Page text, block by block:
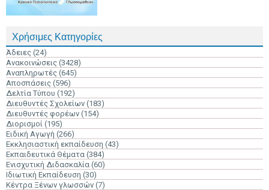
Χρήσιμες Κατηγορίες
Άδειες (24)
Ανακοινώσεις (3428)
Αναπληρωτές (645)
Αποσπάσεις (596)
Δελτία Τύπου (192)
Διευθυντές Σχολείων (183)
Διευθυντές φορέων (154)
Διορισμοί (195)
Ειδική Αγωγή (266)
Εκκλησιαστική εκπαίδευση (43)
Εκπαιδευτικά Θέματα (384)
Ενισχυτική Διδασκαλία (60)
Ιδιωτική Εκπαίδευση (30)
Κέντρα Ξένων γλωσσών (7)